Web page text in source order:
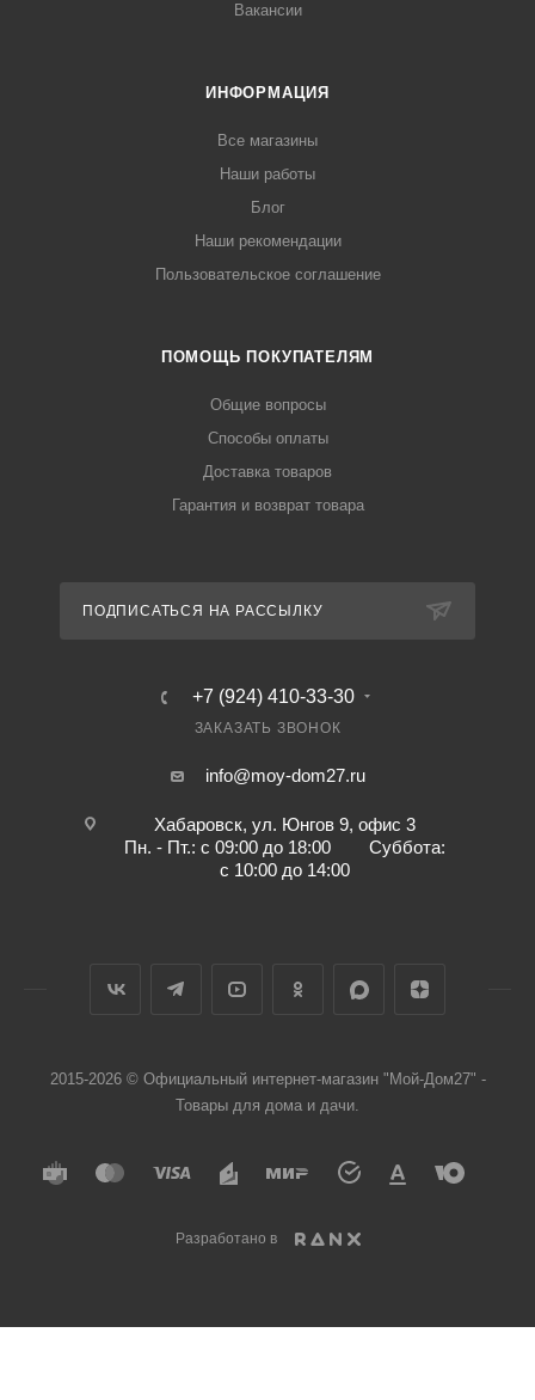
Вакансии
ИНФОРМАЦИЯ
Все магазины
Наши работы
Блог
Наши рекомендации
Пользовательское соглашение
ПОМОЩЬ ПОКУПАТЕЛЯМ
Общие вопросы
Способы оплаты
Доставка товаров
Гарантия и возврат товара
ПОДПИСАТЬСЯ НА РАССЫЛКУ
+7 (924) 410-33-30
ЗАКАЗАТЬ ЗВОНОК
info@moy-dom27.ru
Хабаровск, ул. Юнгов 9, офис 3
Пн. - Пт.: с 09:00 до 18:00 Суббота:
с 10:00 до 14:00
2015-2026 © Официальный интернет-магазин "Мой-Дом27" -
Товары для дома и дачи.
Разработано в